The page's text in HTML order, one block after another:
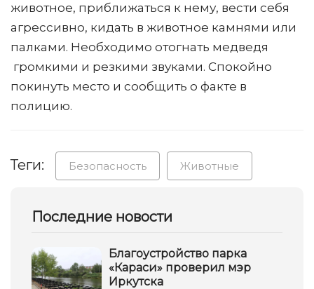
животное, приближаться к нему, вести себя
агрессивно, кидать в животное камнями или
палками. Необходимо отогнать медведя
громкими и резкими звуками. Спокойно
покинуть место и сообщить о факте в
полицию.
Теги: Безопасность Животные
Последние новости
Благоустройство парка
«Караси» проверил мэр
Иркутска